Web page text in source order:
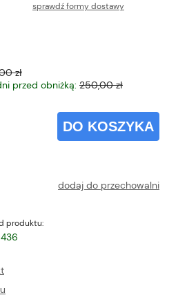
kosztów płatności
sprawdź formy dostawy
zł
przed obniżką: 250,00 zł
DO KOSZYKA
dodaj do przechowalni
produktu: